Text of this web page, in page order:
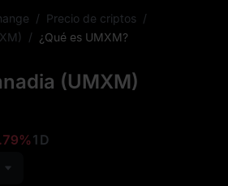
/ Precio de criptos /
/ ¿Qué es UMXM?
(UMXM)
1D